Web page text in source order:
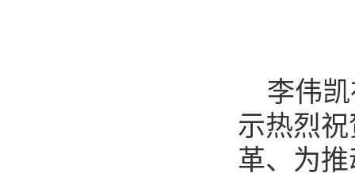
李伟
示热烈
革、为